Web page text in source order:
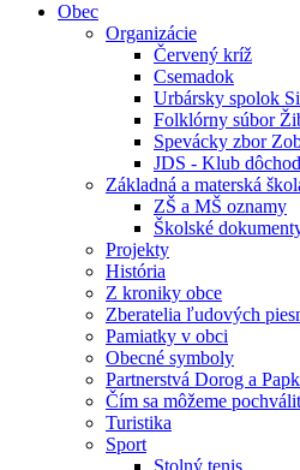
Obec
Organizácie
Červený kríž
Csemadok
Urbársky spolok
Folklórny súbor
Spevácky zbor
JDS - Klub
Základná a materská
ZŠ a MŠ oznamy
Školské
Projekty
História
Z kroniky obce
Zberatelia ľudových
Pamiatky v obci
Obecné symboly
Partnerstvá Dorog a
Čím sa môžeme
Turistika
Sport
Stolný tenis